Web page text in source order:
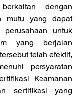
dengan
mutu yang dapat
perusahaan untuk
yang berjalan
telah efektif,
persyaratan
Keamanan
sertifikasi yang